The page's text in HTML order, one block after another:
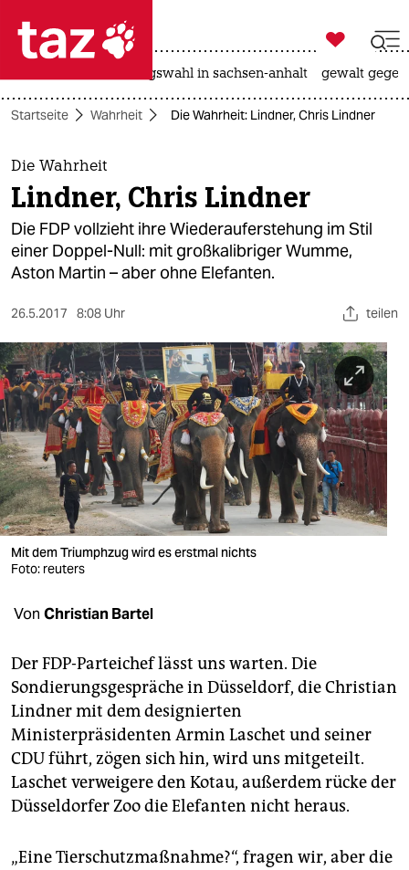
 taz zahl ich
taz zahl ich
themen
politik
öko
sport
berlin
nord
wahrheit
verlag
verlag
veranstaltungen
fragen & hilfe
unterstützen
abo
genossenschaft

taz zahl ich
landtagswahl in sachsen-anhalt gewalt
Startseite Wahrheit Die Wahrheit: Lindner, Chris Lindner
Die Wahrheit
Lindner, Chris Lindner
Die FDP vollzieht ihre Wiederauferstehung im Stil
einer Doppel-Null: mit großkalibriger Wumme,
Aston Martin – aber ohne Elefanten.
26.5.2017 8:08 Uhr teilen
Mit dem Triumphzug wird es erstmal nichts
Foto: reuters
Von Christian Bartel
Der FDP-Parteichef lässt uns warten. Die
Sondierungsgespräche in Düsseldorf, die Christian
Lindner mit dem designierten
Ministerpräsidenten Armin Laschet und seiner
CDU führt, zögen sich hin, wird uns mitgeteilt.
Laschet verweigere den Kotau, außerdem rücke der
Düsseldorfer Zoo die Elefanten nicht heraus.
„Eine Tierschutzmaßnahme?“, fragen wir, aber die